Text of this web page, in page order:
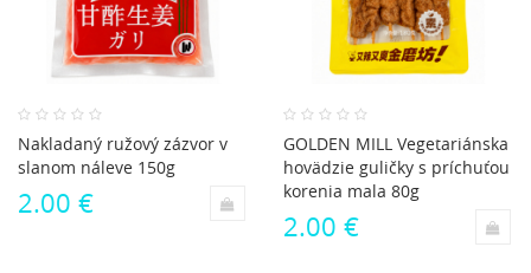
Nakladaný ružový zázvor v
slanom náleve 150g
2.00 €
GOLDEN MILL Vegetariánska
hovädzie guličky s príchuťou
korenia mala 80g
2.00 €